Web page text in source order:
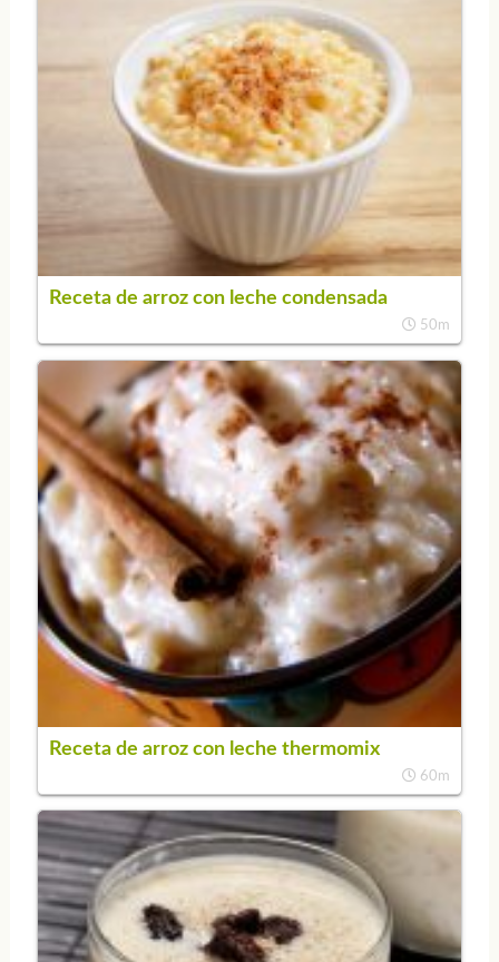
Receta de arroz con leche condensada
50m
Receta de arroz con leche thermomix
60m